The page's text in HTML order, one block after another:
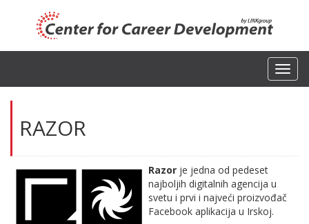
RAZOR
Razor je jedna od pedeset
najboljih digitalnih agencija u
svetu i prvi i najveći proizvođač
Facebook aplikacija u Irskoj.